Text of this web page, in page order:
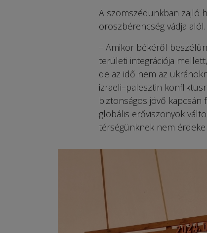
A szomszédunkban zajló
oroszbérencség vádja alól.
– Amikor békéről
területi integrációja
de az idő nem az
izraeli–palesztin
biztonságos jövő kapcsán
globális erőviszonyok
térségünknek nem